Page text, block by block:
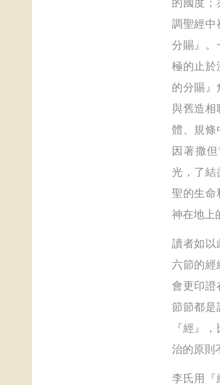
的國度；
調聖經
分賜』。
極的止於
的分賜』
與舊造相
體、規條
因著撒
光，了結
聖的生命
神在地上
讀者如以
六節的經
會更印證
節節都是
『經』
治的原則
李氏用『